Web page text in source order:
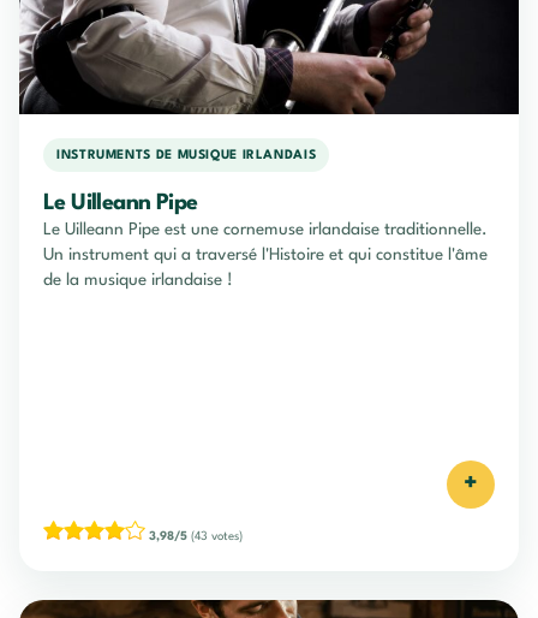
INSTRUMENTS DE MUSIQUE IRLANDAIS
Le Uilleann Pipe
Le Uilleann Pipe est une cornemuse irlandaise traditionnelle.
Un instrument qui a traversé l'Histoire et qui constitue l'âme
de la musique irlandaise !
+
3,98/5 (43 votes)